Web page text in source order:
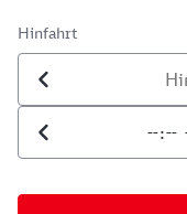
Hinfahrt
Datum der Hinfahrt
Uhrzeit der Hinfahrt